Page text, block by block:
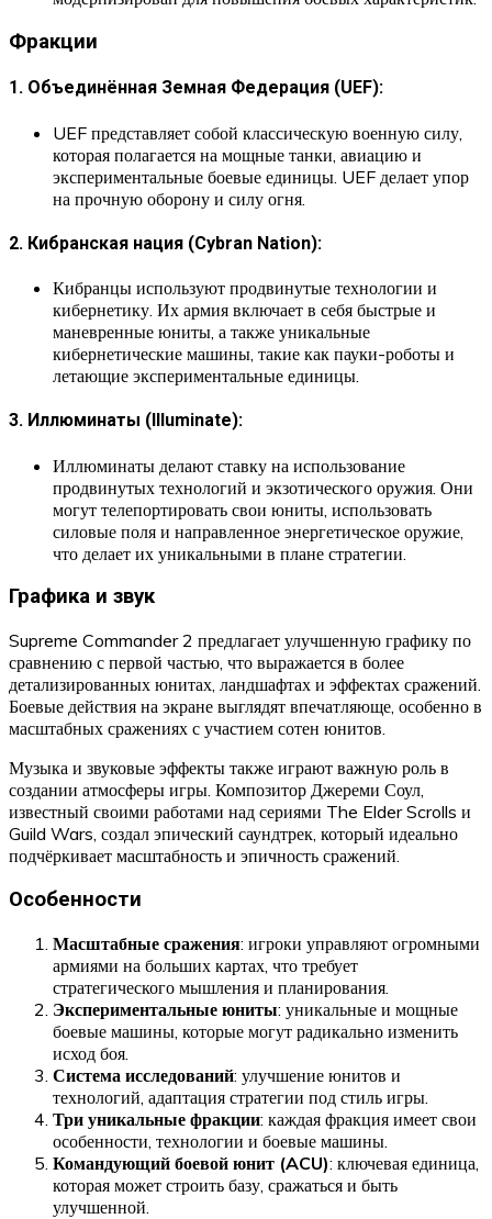
Фракции
1. Объединённая Земная Федерация (UEF):
UEF представляет собой классическую военную силу,
которая полагается на мощные танки, авиацию и
экспериментальные боевые единицы. UEF делает упор
на прочную оборону и силу огня.
2. Кибранская нация (Cybran Nation):
Кибранцы используют продвинутые технологии и
кибернетику. Их армия включает в себя быстрые и
маневренные юниты, а также уникальные
кибернетические машины, такие как пауки-роботы и
летающие экспериментальные единицы.
3. Иллюминаты (Illuminate):
Иллюминаты делают ставку на использование
продвинутых технологий и экзотического оружия. Они
могут телепортировать свои юниты, использовать
силовые поля и направленное энергетическое оружие,
что делает их уникальными в плане стратегии.
Графика и звук
Supreme Commander 2 предлагает улучшенную графику по
сравнению с первой частью, что выражается в более
детализированных юнитах, ландшафтах и эффектах сражений.
Боевые действия на экране выглядят впечатляюще, особенно в
масштабных сражениях с участием сотен юнитов.
Музыка и звуковые эффекты также играют важную роль в
создании атмосферы игры. Композитор Джереми Соул,
известный своими работами над сериями The Elder Scrolls и
Guild Wars, создал эпический саундтрек, который идеально
подчёркивает масштабность и эпичность сражений.
Особенности
Масштабные сражения: игроки управляют огромными
армиями на больших картах, что требует
стратегического мышления и планирования.
Экспериментальные юниты: уникальные и мощные
боевые машины, которые могут радикально изменить
исход боя.
Система исследований: улучшение юнитов и
технологий, адаптация стратегии под стиль игры.
Три уникальные фракции: каждая фракция имеет свои
особенности, технологии и боевые машины.
Командующий боевой юнит (ACU): ключевая единица,
которая может строить базу, сражаться и быть
улучшенной.